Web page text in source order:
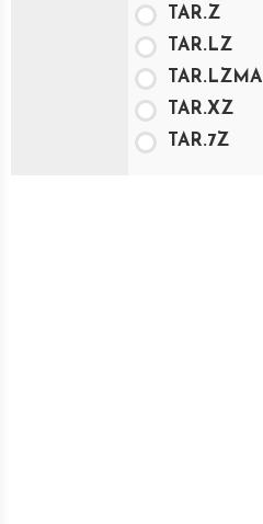
TAR.Z
TAR.LZ
TAR.LZMA
TAR.XZ
TAR.7Z